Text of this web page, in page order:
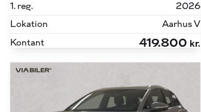
1. reg.
2026
Lokation
Aarhus V
Kontant
419.800 kr.